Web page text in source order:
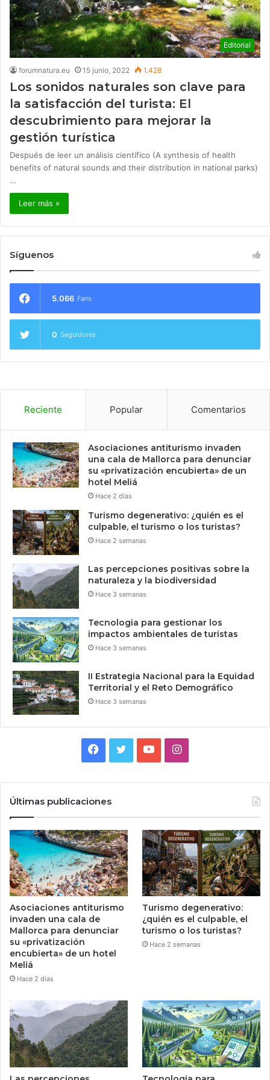
Editorial
forumnatura.eu 15 junio, 2022 1.428
Los sonidos naturales son clave para
la satisfacción del turista: El
descubrimiento para mejorar la
gestión turística
Después de leer un análisis científico (A synthesis of health
benefits of natural sounds and their distribution in national parks)
…
Leer más »
Síguenos
5.066 Fans
0 Seguidores
Reciente Popular Comentarios
Asociaciones antiturismo invaden
una cala de Mallorca para denunciar
su «privatización encubierta» de un
hotel Meliá
Hace 2 días
Turismo degenerativo: ¿quién es el
culpable, el turismo o los turistas?
Hace 2 semanas
Las percepciones positivas sobre la
naturaleza y la biodiversidad
Hace 3 semanas
Tecnologia para gestionar los
impactos ambientales de turistas
Hace 3 semanas
II Estrategia Nacional para la Equidad
Territorial y el Reto Demográfico
Hace 3 semanas
Facebook
TwitterYouTubeInstagram
Últimas publicaciones
Asociaciones antiturismo
invaden una cala de
Mallorca para denunciar
su «privatización
encubierta» de un hotel
Meliá
Hace 2 días
Turismo degenerativo:
¿quién es el culpable, el
turismo o los turistas?
Hace 2 semanas